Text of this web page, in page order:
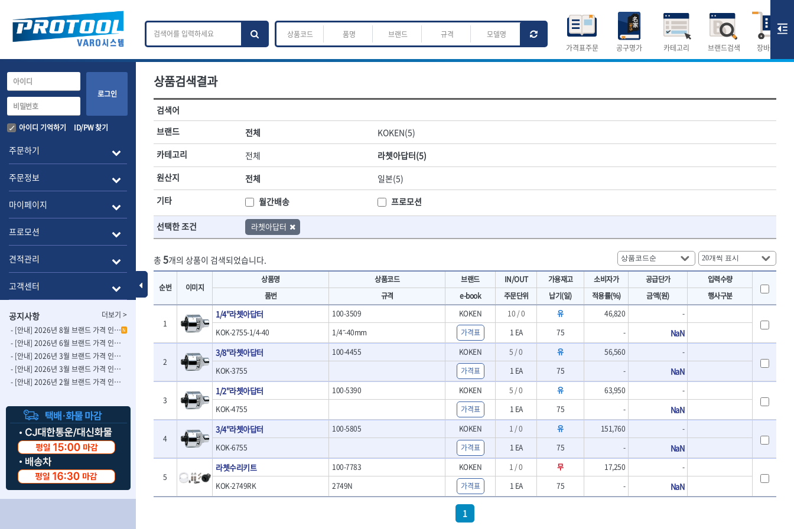
Toggle Menu
가격표주문 공구명가 카테고리 브랜드검색 장바구니
작업공구.종합공구
소켓,렌치,드라이버
- 소켓
- 세미롱소켓
- 엑스트라롱소켓
- 임팩소켓
- 임팩세미롱소켓
- 임팩롱소켓
- 유니버셜소켓
- 롱별소켓
- 임팩롱별소켓
- 육각비트소켓
- 임팩육각비트소켓
- 별비트소켓
- XZN비트소켓
- 임팩육각비트
- 임팩비트
- 유니버셜조인트
- 연결대
- 임팩연결대
- 볼연결대
- 라쳇핸들
- 퀵릴리스라쳇핸들
배관.전동.에어.운반
배관공구.장비
- 파이프렌치
- 스트랩락파이프핸들
- 파이프커터
- 튜빙커터
- 밴더
- 동파이프확관기
- 파이프나사산가공기
- 오스타세트
- 파이프가공기
- 파이프바이스
- 유압전선압착기
- 듀잇밴더
- 마이크로드레인
- 마이크로릴
- 시스네이크컴팩
- 시스네이크미니릴
- 시스네이크
- 배관검사용모니터
- 라인송신기
- 탐지용수신기
- 콤비네이션청소기
- 수동스피너
- 프렉스샤프트
- 액세서리
산업.안전.웰딩.계절
산업, 생활용품
- 나사고정제
- 윤활방청제
- 설치형가림막
- 전선릴
- 케이블타이
- 스피커
안전용품
- 안전안경
- 안전고글
- 방독마스크
- 보호복
- 낙하방지코드
- 무릎 보호대
- 열풍기
- 히터
- 충전식분무기
- 선풍기
목공공구.목공기계
조각도.끌
- 아사도
- 심환도
- 삼각도
- 곡삼각도
- 조각도세트
- D형조각도
- 카빙나이프
- 나이프
- 스코프
- 손도끼
- 목공용끌
- 목공용끌세트
- 나무상자케이스
- 버니셔
- 가우지
- 조각칼
- 끌세트
- 대패
- 대패날
- 미니터닝세트
- 포스너비트
- 악세사리
측정공구.절삭공구
측정도구
- 줄자
- 분도기
- 테파게이지
- 기타 측정도구
토크렌치
- 토크렌치바디
- 토크렌치
- 디지탈토크렌치
- 토크렌치라쳇헤드
- 토크렌치스패너헤드
- 토크렌치링헤드
- 토크아답타
- 크로우풋
- 토크테스터기
- 비디오스코프
- 토크드라이버핸들
- 토크드라이버세트
- 토크드라이버
- 토크드라이버블레이드
- 다이얼토크렌치
- 토크멀티플라이어
- 토크렌치비트홀다헤드
- 가방/케이스
자동차공구.장비
자동차용장비
- 타이어탈착기
- 타이어휠발란스
전체 ㄷ ㄹ
A
E F J R S T
전체
1-DAY
BHS(영창망치)
CP CROWN DEWIT
DH신바람
ENGINEER
FLEX
FLEXCUT
HAZET
IR
IRWIN
ISOTOOL
JOKARI KAKURI Katimax
KAWASA
KHEIRON KLEIN KNIPEX
KOKEN
KTC KUKEN LENOX(사입)
LENOX(수입)
LIENIELSEN
LOCTITE LOGOSOL(AGMA) LONCIN
MAFELL
MARTOR MAYHEW MCC
MORSE
NANIWA Norton
OSEIN
PB PFEIL PICA
PICARD
RICHMOND RIDGID ROBERTSORBY
ROTARY LIFT
ROTHENBERGER
RUBI RYOBI
SCANGRIP
Scanprobe SENCI SHINANO
SHOPVAC
SICE
SKIL SOURCE
STANZANI SWANSON TEFENPLAST
TENGU
THETA -직판오일등
THETA-공구함 THETA-드라이버 THETA-랜턴
THETA-망치
THETA-몽키
THETA-소켓비트 THETA-스패너 THETA-운반구
THETA-커터,가위
TOPTUL
로그인
아이디 기억하기 ID/PW 찾기
주문하기
주문정보
마이페이지
프로모션
견적관리
고객센터
공지사항
더보기 >
- [안내] 2026년 8월 브랜드 가격 인상 사전 안내의 건 N
- [안내] 2026년 6월 브랜드 가격 인상 사전 안내의 건
- [안내] 2026년 3월 브랜드 가격 인상 사전 안내의 건-2
- [안내] 2026년 3월 브랜드 가격 인상 사전 안내의 건
- [안내] 2026년 2월 브랜드 가격 인상 사전 안내의 건
상품검색결과
검색어
브랜드
전체
KOKEN(5)
카테고리
전체
라쳇아답터(5)
원산지
전체
일본(5)
기타
월간배송 프로모션
선택한 조건 라쳇아답터
총 5개의 상품이 검색되었습니다.
순번 이미지
상품명 상품코드 브랜드 IN/OUT 가용재고 소비자가 공급단가
입력수량
품번
규격 e-book 주문단위 납기(일) 적용률(%) 금액(원) 행사구분
1
1/4"라쳇아답터 100-3509 KOKEN 10 / 0 유 46,820
-
KOK-2755-1/4-40
1/4˝-40mm 가격표 1 EA 75 - NaN
2
3/8"라쳇아답터 100-4455 KOKEN 5 / 0 유 56,560
-
KOK-3755
가격표 1 EA 75 - NaN
3
1/2"라쳇아답터 100-5390 KOKEN 5 / 0 유 63,950
-
KOK-4755
가격표 1 EA 75 - NaN
4
3/4"라쳇아답터 100-5805 KOKEN 1 / 0 유 151,760
-
KOK-6755
가격표 1 EA 75 - NaN
5
라쳇수리키트 100-7783 KOKEN 1 / 0 무 17,250
-
KOK-2749RK
2749N 가격표 1 EA 75 - NaN
1